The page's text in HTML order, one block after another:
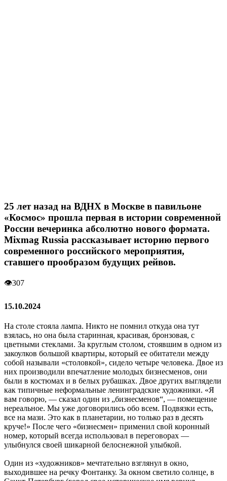
25 лет назад на ВДНХ в Москве в павильоне
«Космос» прошла первая в истории современной
России вечеринка абсолютно нового формата.
Mixmag Russia рассказывает историю первого
современного российского мероприятия,
ставшего прообразом будущих рейвов.
👁307
15.10.2024
На столе стояла лампа. Никто не помнил откуда она тут
взялась, но она была старинная, красивая, бронзовая, с
цветными стеклами. За круглым столом, стоявшим в одном из
закоулков большой квартиры, который ее обитатели между
собой называли «столовкой», сидело четыре человека. Двое из
них производили впечатление молодых бизнесменов, они
были в костюмах и в белых рубашках. Двое других выглядели
как типичные неформальные ленинградские художники. «Я
вам говорю, — сказал один из „бизнесменов“, — помещение
нереальное. Мы уже договорились обо всем. Подвязки есть,
все на мази. Это как в планетарии, но только раз в десять
круче!» После чего «бизнесмен» применил свой коронный
номер, который всегда использовал в переговорах —
улыбнулся своей шикарной белоснежной улыбкой.
Один из «художников» мечтательно взглянул в окно,
выходившее на речку Фонтанку. За окном светило солнце, в